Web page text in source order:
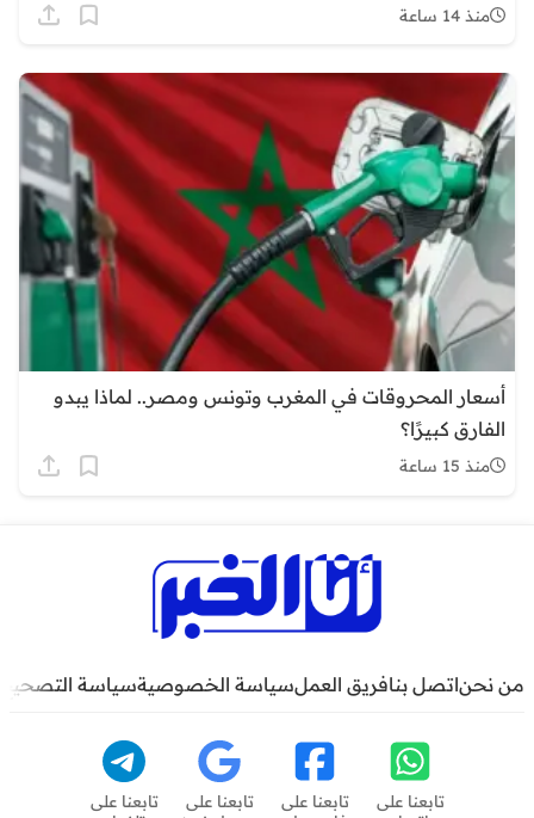
منذ 14 ساعة
أسعار المحروقات في المغرب وتونس ومصر.. لماذا يبدو
الفارق كبيرًا؟
منذ 15 ساعة
من نحناتصل بنافريق العملسياسة الخصوصيةسياسة التصحيح
تابعنا على
تابعنا على
تابعنا على
تابعنا على